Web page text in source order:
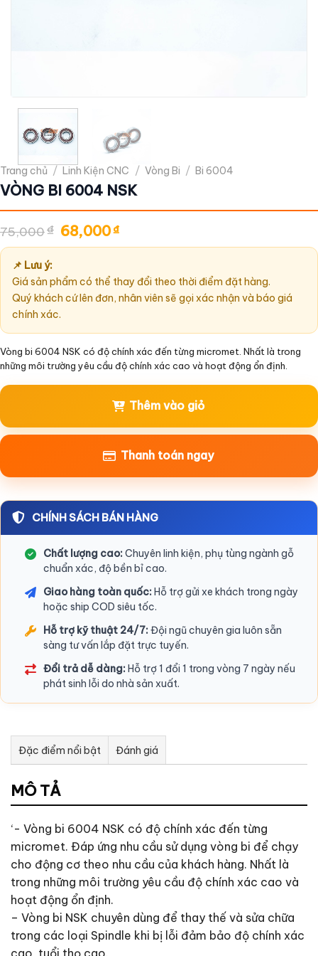
Trang chủ / Linh Kiện CNC / Vòng Bi / Bi 6004
VÒNG BI 6004 NSK
75,000₫ Giá
gốc
68,000₫Giá
68,000₫.
📌 Lưu ý:
Giá sản phẩm có thể thay đổi theo thời điểm đặt hàng.
Quý khách cứ lên đơn, nhân viên sẽ gọi xác nhận và báo giá
chính xác.
Vòng bi 6004 NSK có độ chính xác đến từng micromet. Nhất là trong
những môi trường yêu cầu độ chính xác cao và hoạt động ổn định.
Thêm vào giỏ
Thanh toán ngay
CHÍNH SÁCH BÁN HÀNG
Chất lượng cao:Chuyên linh kiện, phụ tùng ngành gỗ
chuẩn xác, độ bền bỉ cao.
Giao hàng toàn quốc:Hỗ trợ gửi xe khách trong ngày
hoặc ship COD siêu tốc.
Hỗ trợ kỹ thuật 24/7:Đội ngũ chuyên gia luôn sẵn
sàng tư vấn lắp đặt trực tuyến.
Đổi trả dễ dàng:Hỗ trợ 1 đổi 1 trong vòng 7 ngày nếu
phát sinh lỗi do nhà sản xuất.
Đặc điểm nổi bật Đánh giá
Tư vấn & bán hàng qua Facebook
MÔ TẢ
‘- Vòng bi 6004 NSK có độ chính xác đến từng
micromet. Đáp ứng nhu cầu sử dụng vòng bi để chạy
cho động cơ theo nhu cầu của khách hàng. Nhất là
trong những môi trường yêu cầu độ chính xác cao và
hoạt động ổn định.
– Vòng bi NSK chuyên dùng để thay thế và sửa chữa
trong các loại Spindle khi bị lỗi đảm bảo độ chính xác
cao, tuổi thọ cao.